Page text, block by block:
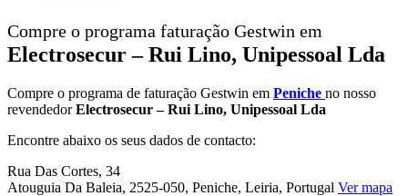
Compre o programa faturação Gestwin em
Electrosecur – Rui Lino, Unipessoal Lda
Compre o programa de faturação Gestwin em Peniche no nosso
revendedorElectrosecur – Rui Lino, Unipessoal Lda
Encontre abaixo os seus dados de contacto:
Rua Das Cortes, 34
Atouguia Da Baleia, 2525-050, Peniche, Leiria, Portugal Ver mapa